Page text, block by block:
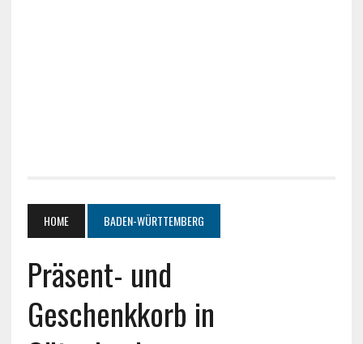
HOME BADEN-WÜRTTEMBERG
Präsent- und
Geschenkkorb in